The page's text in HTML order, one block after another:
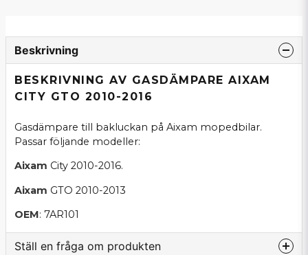
Beskrivning
BESKRIVNING AV GASDÄMPARE AIXAM
CITY GTO 2010-2016
Gasdämpare till bakluckan på Aixam mopedbilar.
Passar följande modeller:
Aixam City 2010-2016.
Aixam GTO 2010-2013
OEM: 7AR101
Ställ en fråga om produkten